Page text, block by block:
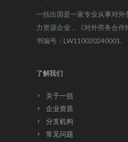
一括出国是一家专业从事对外
力资源企业，《对外劳务合作
书编号：LW110020240001.
了解我们
关于一括
企业资质
分支机构
常见问题